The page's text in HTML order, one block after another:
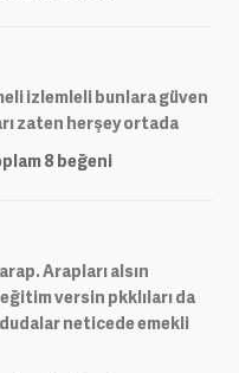
izlemleli bunlara güven
zaten herşey ortada
8beğeni
Arapları alsın
versin pkklıları da
neticede emekli